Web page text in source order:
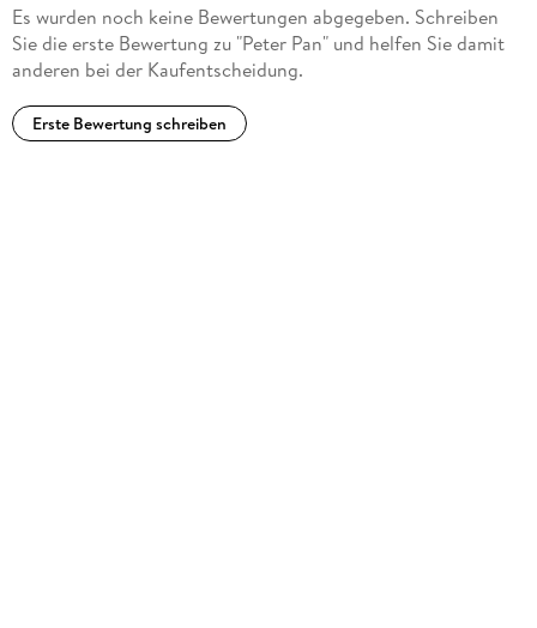
Es wurden noch keine Bewertungen abgegeben. Schreiben
Sie die erste Bewertung zu "Peter Pan" und helfen Sie damit
anderen bei der Kaufentscheidung.
Erste Bewertung schreiben